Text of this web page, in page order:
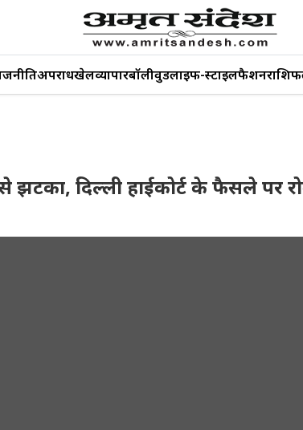
अपराधखेलव्यापारबॉलीवुडलाइफ-स्टाइलफैशन
झटका, दिल्ली हाईकोर्ट के फैसले पर